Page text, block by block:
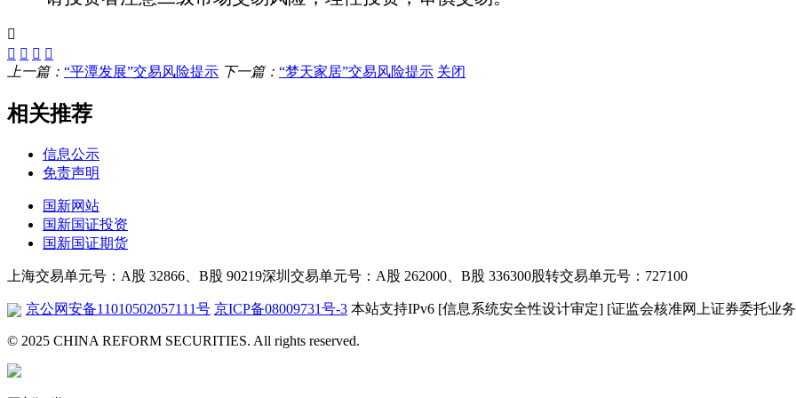
上一篇： “平潭发展”交易风险提示 下一篇： “梦天家居”交易风险提示 关闭
相关推荐
信息公示
免责声明
国新网站
国新国证投资
国新国证期货
上海交易单元号：A股 32866、B股 90219深圳交易单元号：A股 262000、B股 336300股转交易单元号：727100
京公网安备11010502057111号 京ICP备08009731号-3 本站支持IPv6 [信息系统安全性设计审定] [证监会核准网上证券委托业
© 2025 CHINA REFORM SECURITIES. All rights reserved.